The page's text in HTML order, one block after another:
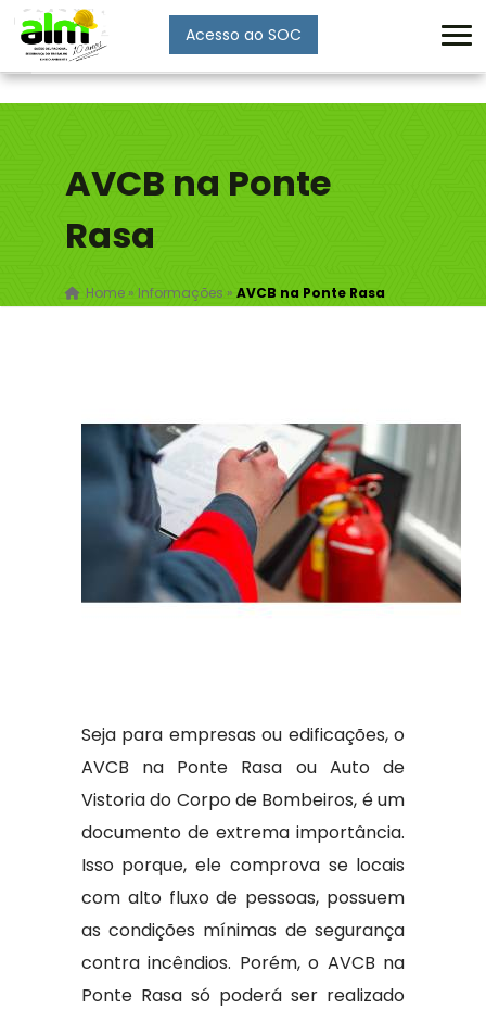
Acesso ao SOC
AVCB na Ponte
Rasa
Home» Informações » AVCB na Ponte Rasa
Seja para empresas ou edificações, o
AVCB na Ponte Rasa ou Auto de
Vistoria do Corpo de Bombeiros, é um
documento de extrema importância.
Isso porque, ele comprova se locais
com alto fluxo de pessoas, possuem
as condições mínimas de segurança
contra incêndios. Porém, o AVCB na
Ponte Rasa só poderá ser realizado
Enviar